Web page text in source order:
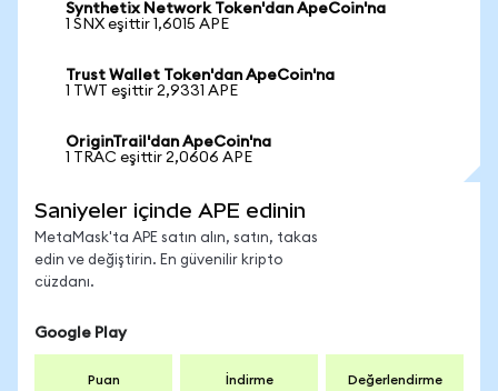
Synthetix Network Token'dan ApeCoin'na
1 SNX eşittir 1,6015 APE
Trust Wallet Token'dan ApeCoin'na
1 TWT eşittir 2,9331 APE
OriginTrail'dan ApeCoin'na
1 TRAC eşittir 2,0606 APE
Saniyeler içinde APE edinin
MetaMask'ta APE satın alın, satın, takas
edin ve değiştirin. En güvenilir kripto
cüzdanı.
Google Play
Puan İndirme Değerlendirme